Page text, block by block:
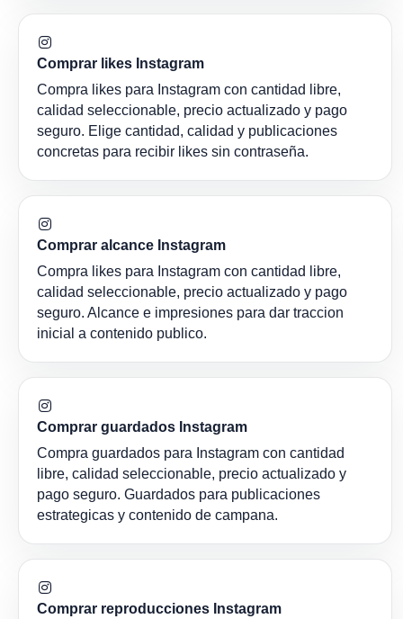
Comprar likes Instagram
Compra likes para Instagram con cantidad libre,
calidad seleccionable, precio actualizado y pago
seguro. Elige cantidad, calidad y publicaciones
concretas para recibir likes sin contraseña.
Comprar alcance Instagram
Compra likes para Instagram con cantidad libre,
calidad seleccionable, precio actualizado y pago
seguro. Alcance e impresiones para dar traccion
inicial a contenido publico.
Comprar guardados Instagram
Compra guardados para Instagram con cantidad
libre, calidad seleccionable, precio actualizado y
pago seguro. Guardados para publicaciones
estrategicas y contenido de campana.
Comprar reproducciones Instagram